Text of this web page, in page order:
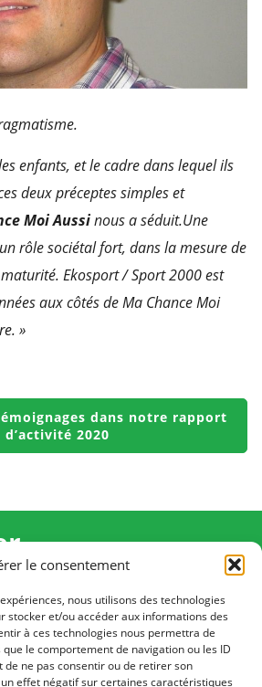
le consentement
nous utilisons des technologies
stocker et/ou accéder aux informations des
à ces technologies nous permettra de
le comportement de navigation ou les ID
de ne pas consentir ou de retirer son
effet négatif sur certaines caractéristiques
enfants, et le cadre dans lequel ils
deux préceptes simples et
Moi Aussinous a séduit.Une
rôle sociétal fort, dans la mesure de
Ekosport / Sport 2000 est
aux côtés deMa Chance Moi
»
dans notre rapport
d’activité 2020
Ma Chance Moi Aussi pour en
forts et nos résultats.
inscrire